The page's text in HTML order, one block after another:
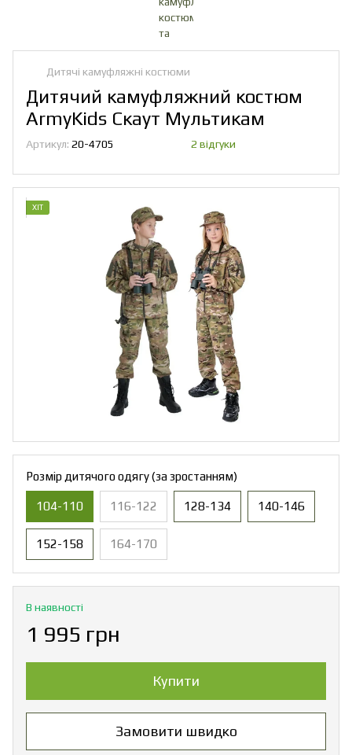
Дитячі камуфляжні костюми
Дитячий камуфляжний костюм
ArmyKids Скаут Мультикам
Артикул: 20-4705 2 відгуки
ХІТ
Розмір дитячого одягу (за зростанням)
104-110 116-122 128-134 140-146
152-158 164-170
В наявності
1 995 грн
Купити
Замовити швидко